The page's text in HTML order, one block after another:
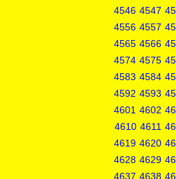
4546 4547
4556 4557
4565 4566
4574 4575
4583 4584
4592 4593
4601 4602
4610 4611
4619 4620
4628 4629
4637 4638